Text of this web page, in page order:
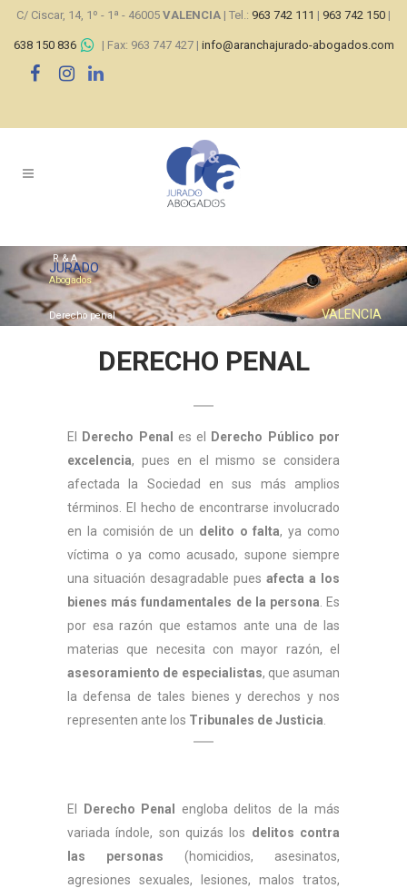
C/ Ciscar, 14, 1º - 1ª - 46005 VALENCIA | Tel.: 963 742 111 | 963 742 150 |
638 150 836 | Fax: 963 747 427 | info@aranchajurado-abogados.com
JURADO
Derecho penal VALENCIA
Abogados
R & A
DERECHO PENAL
El Derecho Penal es el
Derecho Público por
excelencia, pues en el mismo se considera
afectada la Sociedad en sus más amplios
términos. El hecho de encontrarse involucrado
en la comisión de un delito o falta, ya como
víctima o ya como acusado, supone siempre
una situación desagradable pues afecta a los
bienes más fundamentales de la persona . Es
por esa razón que estamos ante una de las
materias que necesita con mayor razón, el
asesoramiento de especialistas, que asuman
la defensa de tales bienes y derechos y nos
representen ante los Tribunales de Justicia
El Derecho Penal
engloba delitos de la más
variada índole, son quizás los delitos contra
las personas (homicidios, asesinatos,
agresiones sexuales, lesiones, malos tratos,